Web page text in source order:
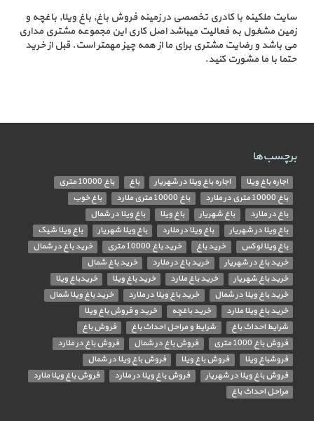
سایت ملکینه با کادری تخصصی در زمینه فروش باغ, باغ ویلا, باغچه و
زمین مشغول به فعالیت میباشد اصل کاری این مجموعه مشتری مداری
می باشد و رضایت مشتری برای ما از همه چیز مهمتر است. قبل از خرید
حتما با ما مشورت کنید.
برچسب‌ها
اجاره باغ ویلا اجاره باغ ویلا در شهریار باغ
باغ 10000 متری
باغ 10000 متری در ملارد
باغ 10000 متری ملارد
باغ خوب
باغ در ملارد
باغ شهریار باغ ویلا
باغ ویلا در شمال
باغ ویلا در شهریار
باغ ویلا در ملارد باغ ویلا شهریار
باغ ویلا شیک
باغ ویلا لوکس
خرید باغ خرید باغ 10000 متری
خرید باغ در شمال
خرید باغ در شهریار
خرید باغ در ملارد
خرید باغ شمال
خرید باغ شهریار
خرید باغ ملارد خرید باغ ویلا
خریدباغ ویلا
خرید باغ ویلا در شمال
خرید باغ ویلا در ملارد
خرید باغ ویلا شمال
خرید باغ ویلا ملارد
خرید باغچه
خرید و فروش باغ ویلا
شرایط احداث باغ
شرایط و مراحل احداث باغ
فروش باغ
فروش باغ 1000 متری
فروش باغ در شمال
فروش باغ در ملارد
فروشباغ ویلا
فروش باغ ویلا
فروش باغ ویلا در شمال
فروش باغ ویلا در شهریار
فروش باغ ویلا در ملارد
فروش باغ ویلا ملارد
مراحل احداث باغ